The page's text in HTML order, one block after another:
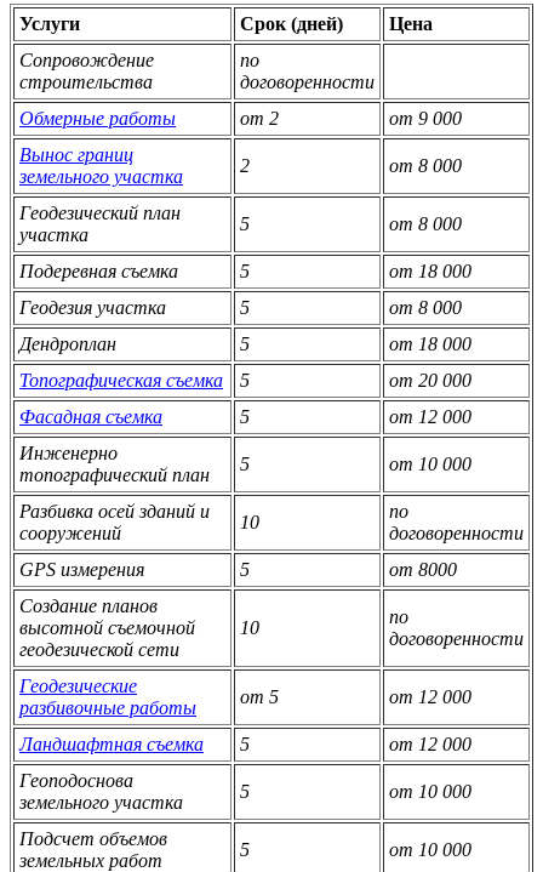
Услуги Срок (дней)
Цена
Сопровождение
строительства
по
договоренности
Обмерные работы
от 2
от 9 000
Вынос границ
земельного участка
2 от 8 000
Геодезический план
участка
5 от 8 000
Подеревная съемка 5
от 18 000
Геодезия участка
5
от 8 000
Дендроплан
5
от 18 000
Топографическая съемка
5
от 20 000
Фасадная съемка
5
от 12 000
Инженерно
топографический план
5 от 10 000
Разбивка осей зданий и
сооружений
10
по
договоренности
GPS измерения
5
от 8000
Создание планов
высотной съемочной
геодезической сети
10
по
договоренности
Геодезические
разбивочные работы
от 5 от 12 000
Ландшафтная съемка 5
от 12 000
Геоподоснова
земельного участка
5 от 10 000
Подсчет объемов
земельных работ
5 от 10 000